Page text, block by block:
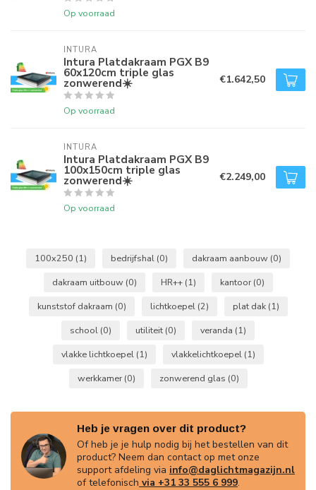
Op voorraad
INTURA
Intura Platdakraam PGX B9
60x120cm triple glas
zonwerend☀️
Op voorraad
€1.642,50
INTURA
Intura Platdakraam PGX B9
100x150cm triple glas
zonwerend☀️
Op voorraad
€2.249,00
100x250 (1) bedrijfshal (0) dakraam aanbouw (0)
dakraam uitbouw (0) HR++ (1) kantoor (0)
kunststof dakraam (0) lichtkoepel (2) plat dak (1)
school (0) utiliteit (0) veranda (1)
vlakke lichtkoepel (1) vlakkelichtkoepel (1)
werkkamer (0) zonwerend glas (0)
Heb je vragen over dit product?
Of heb je je hulp nodig bij het bestellen van dit
product? Neem dan contact op met onze
support afdeling via info@daglichtmagazijn.nl
of telefonisch via +31 33 555 6 999.